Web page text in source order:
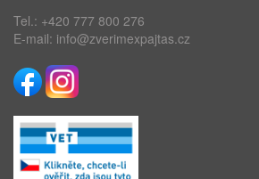
Tel.: +420 777 800 276
E-mail: info@zverimexpajtas.cz